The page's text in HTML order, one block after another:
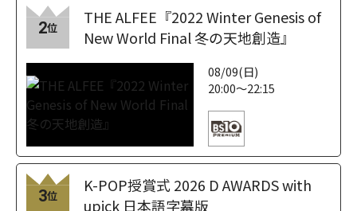
2位
THE ALFEE『2022 Winter Genesis of
New World Final 冬の天地創造』
08/09(日)
20:00～22:15
3位
K-POP授賞式 2026 D AWARDS with
upick 日本語字幕版